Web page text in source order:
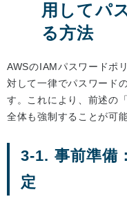
用してパ
る方法
AWSのIAMパスワードポ
対して一律でパスワード
す。これにより、前述の
全体も強制することが可
3-1. 事前準備
定